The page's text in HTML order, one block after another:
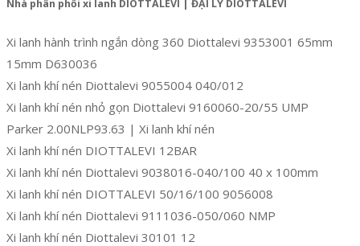
Nhà phân phối xi lanh DIOTTALEVI | ĐẠI LÝ DIOTTALEVI
Xi lanh hành trình ngắn dòng 360 Diottalevi 9353001 65mm
15mm D630036
Xi lanh khí nén Diottalevi 9055004 040/012
Xi lanh khí nén nhỏ gọn Diottalevi 9160060-20/55 UMP
Parker 2.00NLP93.63 | Xi lanh khí nén
Xi lanh khí nén DIOTTALEVI 12BAR
Xi lanh khí nén Diottalevi 9038016-040/100 40 x 100mm
Xi lanh khí nén DIOTTALEVI 50/16/100 9056008
Xi lanh khí nén Diottalevi 9111036-050/060 NMP
Xi lanh khí nén Diottalevi 30101 12